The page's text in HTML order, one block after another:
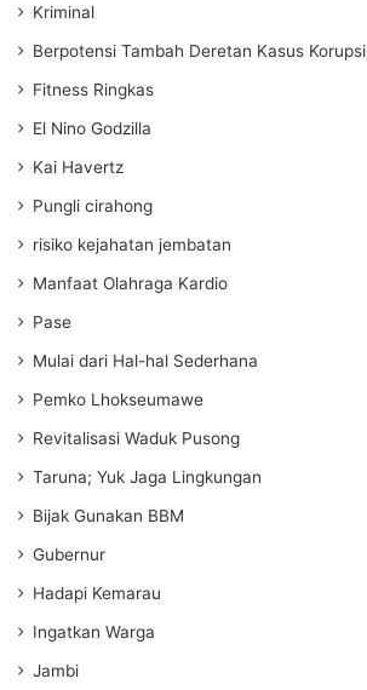
Kriminal
Berpotensi Tambah Deretan Kasus Korupsi
Fitness Ringkas
El Nino Godzilla
Kai Havertz
Pungli cirahong
risiko kejahatan jembatan
Manfaat Olahraga Kardio
Pase
Mulai dari Hal-hal Sederhana
Pemko Lhokseumawe
Revitalisasi Waduk Pusong
Taruna; Yuk Jaga Lingkungan
Bijak Gunakan BBM
Gubernur
Hadapi Kemarau
Ingatkan Warga
Jambi